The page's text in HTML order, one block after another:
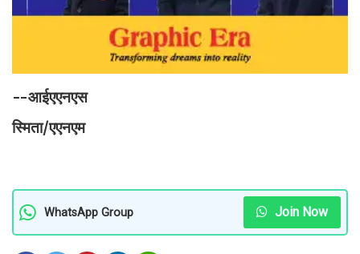
--आईएएनएस
स्मिता/एएनएम
WhatsApp Group Join Now